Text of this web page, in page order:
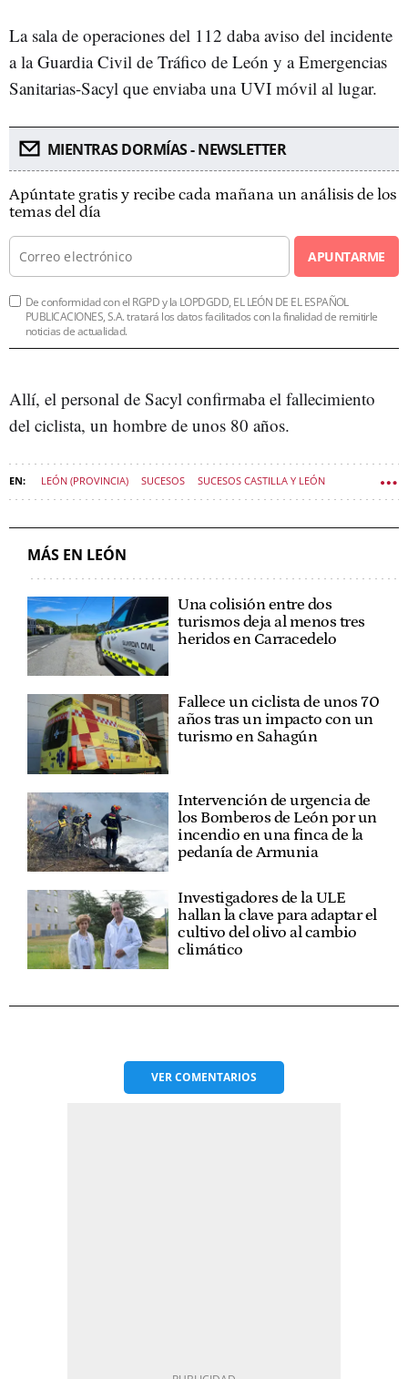
La sala de operaciones del 112 daba aviso del incidente
a la Guardia Civil de Tráfico de León y a Emergencias
Sanitarias-Sacyl que enviaba una UVI móvil al lugar.
MIENTRAS DORMÍAS - NEWSLETTER
Apúntate gratis y recibe cada mañana un análisis de los
temas del día
APUNTARME
De conformidad con el RGPD y la LOPDGDD, EL LEÓN DE EL ESPAÑOL
PUBLICACIONES, S.A. tratará los datos facilitados con la finalidad de remitirle
noticias de actualidad.
Allí, el personal de Sacyl confirmaba el fallecimiento
del ciclista, un hombre de unos 80 años.
LEÓN (PROVINCIA) SUCESOS SUCESOS CASTILLA Y LEÓN
MÁS EN LEÓN
Una colisión entre dos
turismos deja al menos tres
heridos en Carracedelo
Fallece un ciclista de unos 70
años tras un impacto con un
turismo en Sahagún
Intervención de urgencia de
los Bomberos de León por un
incendio en una finca de la
pedanía de Armunia
Investigadores de la ULE
hallan la clave para adaptar el
cultivo del olivo al cambio
climático
VERCOMENTARIOS